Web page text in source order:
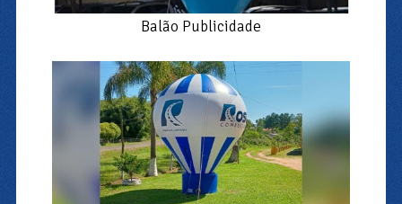
Balão Publicidade